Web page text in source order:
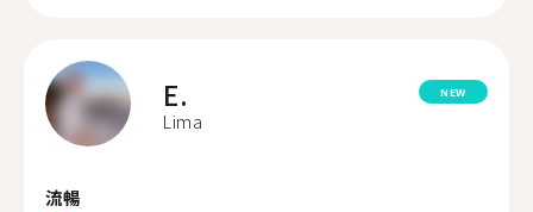
E.
Lima
NEW
流暢